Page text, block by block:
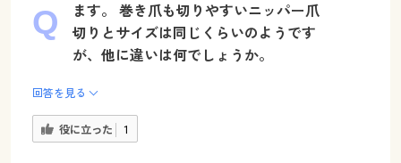
ます。 巻き爪も切りやすいニッパー爪
切りとサイズは同じくらいのようです
が、他に違いは何でしょうか。
回答を見る
役に立った 1